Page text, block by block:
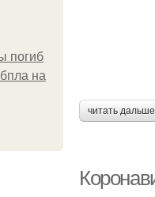
погиб
на
читать